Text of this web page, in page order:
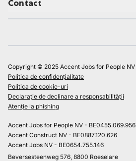
Contact
Copyright © 2025 Accent Jobs for People NV
Politica de confidențialitate
Politica de cookie-uri
Declarație de declinare a responsabilității
Atenție la phishing
Accent Jobs for People NV - BE0455.069.956
Accent Construct NV - BE0887.120.626
Accent Jobs NV - BE0654.755.146
Beversesteenweg 576, 8800 Roeselare